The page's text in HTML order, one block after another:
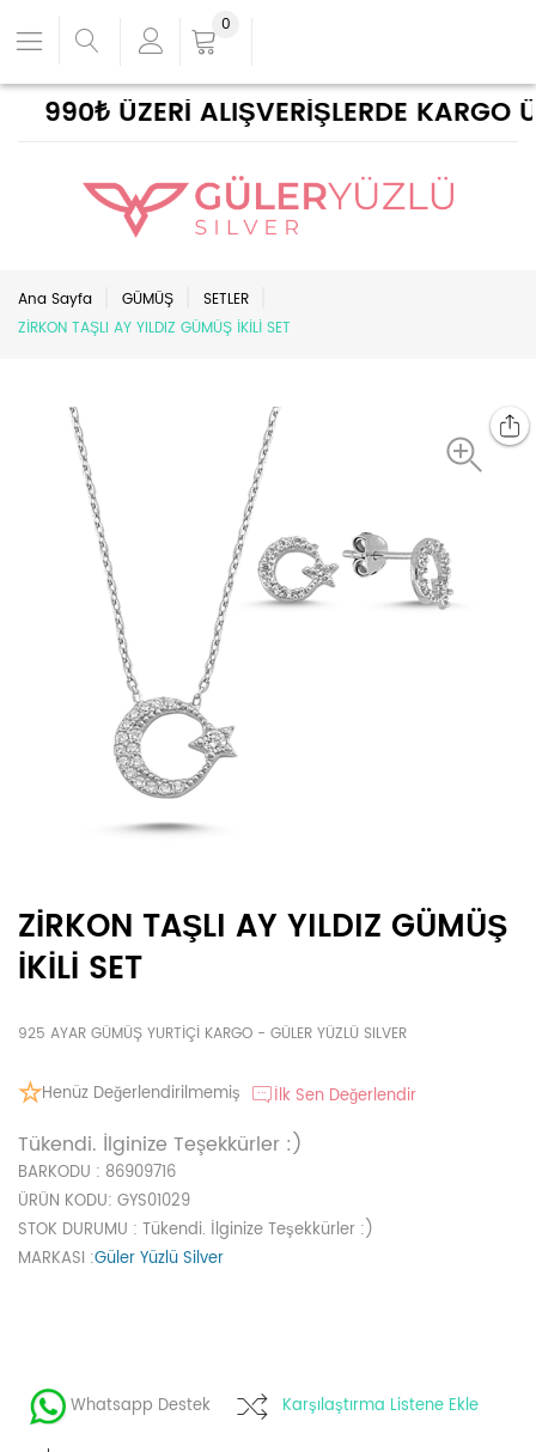
990₺ ÜZERİ ALIŞVERİŞLERDE KARGO
0
Ana Sayfa GÜMÜŞ
SETLER
ZİRKON TAŞLI AY YILDIZ GÜMÜŞ İKİLİ SET
ZİRKON TAŞLI AY YILDIZ GÜMÜŞ
İKİLİ SET
925 AYAR GÜMÜŞ YURTİÇİ KARGO - GÜLER YÜZLÜ SILVER
Henüz Değerlendirilmemiş İlk Sen Değerlendir
Tükendi. İlginize Teşekkürler :)
BARKODU : 86909716
ÜRÜN KODU: GYS01029
STOK DURUMU : Tükendi. İlginize Teşekkürler :)
MARKASI :Güler Yüzlü Silver
Whatsapp Destek Karşılaştırma Listene Ekle